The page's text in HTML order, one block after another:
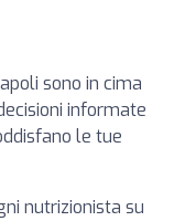
sono in cima
informate
le tue
nutrizionista su